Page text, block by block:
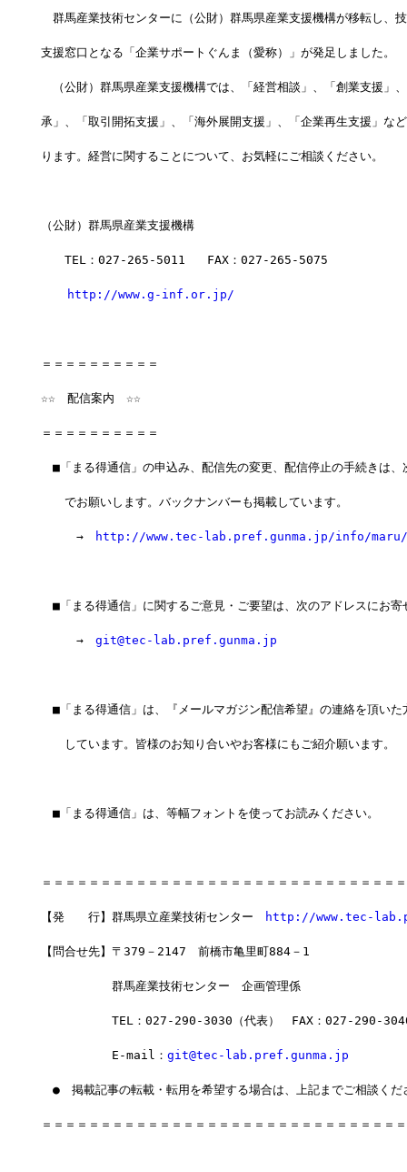
群馬産業技術センターに（公財）群馬県産業支援機構が移転し、
支援窓口となる「企業サポートぐんま（愛称）」が発足しました。
（公財）群馬県産業支援機構では、「経営相談」、「創業支援」
承」、「取引開拓支援」、「海外展開支援」、「企業再生支援」な
ります。経営に関することについて、お気軽にご相談ください。
（公財）群馬県産業支援機構
TEL：027-265-5011   FAX：027-265-5075
http://www.g-inf.or.jp/
＝＝＝＝＝＝＝＝＝＝
☆☆　配信案内　☆☆
＝＝＝＝＝＝＝＝＝＝
■「まる得通信」の申込み、配信先の変更、配信停止の手続きは、
でお願いします。バックナンバーも掲載しています。
→ http://www.tec-lab.pref.gunma.jp/info/maru/
■「まる得通信」に関するご意見・ご要望は、次のアドレスにお寄
→ git@tec-lab.pref.gunma.jp
■「まる得通信」は、『メールマガジン配信希望』の連絡を頂いた
しています。皆様のお知り合いやお客様にもご紹介願います。
■「まる得通信」は、等幅フォントを使ってお読みください。
＝＝＝＝＝＝＝＝＝＝＝＝＝＝＝＝＝＝＝＝＝＝＝＝＝＝＝＝＝＝
【発　　行】群馬県立産業技術センター http://www.tec-
【問合せ先】〒379－2147　前橋市亀里町884－1
群馬産業技術センター　企画管理係
TEL：027-290-3030（代表）　FAX：027-290-
E-mail： git@tec-lab.pref.gunma.jp
●　掲載記事の転載・転用を希望する場合は、上記までご相談くだ
＝＝＝＝＝＝＝＝＝＝＝＝＝＝＝＝＝＝＝＝＝＝＝＝＝＝＝＝＝＝